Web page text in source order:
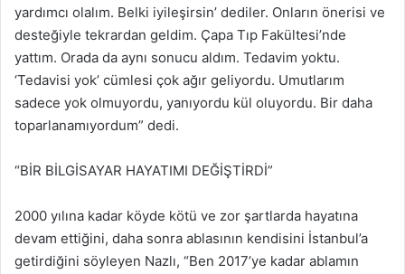
yardımcı olalım. Belki iyileşirsin’ dediler. Onların önerisi ve
desteğiyle tekrardan geldim. Çapa Tıp Fakültesi’nde
yattım. Orada da aynı sonucu aldım. Tedavim yoktu.
‘Tedavisi yok’ cümlesi çok ağır geliyordu. Umutlarım
sadece yok olmuyordu, yanıyordu kül oluyordu. Bir daha
toparlanamıyordum” dedi.
“BİR BİLGİSAYAR HAYATIMI DEĞİŞTİRDİ”
2000 yılına kadar köyde kötü ve zor şartlarda hayatına
devam ettiğini, daha sonra ablasının kendisini İstanbul’a
getirdiğini söyleyen Nazlı, “Ben 2017’ye kadar ablamın